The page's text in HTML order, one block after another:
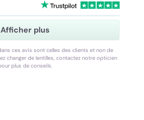
Afficher plus
ces avis sont celles des clients et non de
changer de lentilles, contactez notre opticien
plus de conseils.